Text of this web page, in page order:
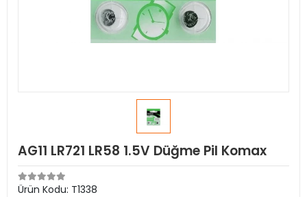
AG11 LR721 LR58 1.5V Düğme Pil Komax
Ürün Kodu: T1338